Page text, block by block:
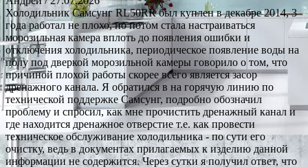
Холодильник Самсунг RL50RR был куплен в декабре 2014, 3
года работал не плохо, но потом стала настраиваться
морозильная камера вплоть до появления ошибки и
отключения холодильника, периодическое появление воды на
полу под дверкой морозильной камеры говорило о том, что
причиной плохой работы скорее всего является засор
дренажного канала. Я обратился в на горячую линию по
технической поддержке Самсунг, подробно обозначил
проблему и спросил, как мне прочистить дренажный канал и
где находится дренажное отверстие т.е. как провести
техническое обслуживание холодильника - по сути его
очистку, ведь в документах прилагаемых к изделию данной
информации не содержится. Через сутки я получил ответ, что